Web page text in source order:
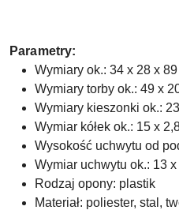
Parametry:
Wymiary ok.: 34 x 28 x
Wymiary torby ok.: 49 x
Wymiary kieszonki ok.:
Wymiar kółek ok.: 15 x
Wysokość uchwytu od
Wymiar uchwytu ok.: 13 x
Rodzaj opony: plastik
Materiał: poliester, stal,